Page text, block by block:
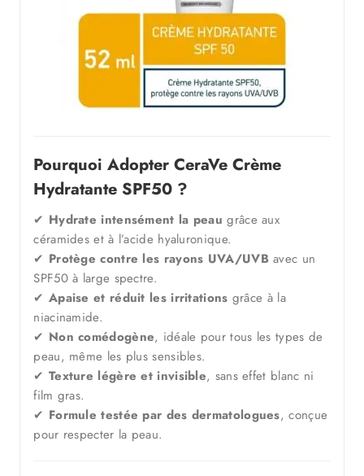
Pourquoi Adopter CeraVe Crème
Hydratante SPF50 ?
✔ Hydrate intensément la peau grâce aux
céramides et à l’acide hyaluronique.
✔ Protège contre les rayons UVA/UVBavec un
SPF50 à large spectre.
✔ Apaise et réduit les irritations grâce à la
niacinamide.
✔ Non comédogène, idéale pour tous les types de
peau, même les plus sensibles.
✔ Texture légère et invisible, sans effet blanc ni
film gras.
✔ Formule testée par des dermatologues, conçue
pour respecter la peau.